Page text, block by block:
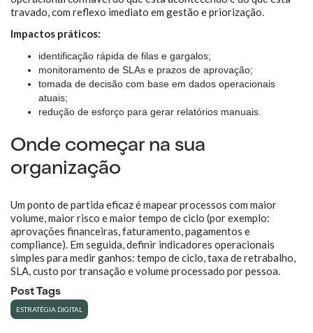
travado, com reflexo imediato em gestão e priorização.
Impactos práticos:
identificação rápida de filas e gargalos;
monitoramento de SLAs e prazos de aprovação;
tomada de decisão com base em dados operacionais
atuais;
redução de esforço para gerar relatórios manuais.
Onde começar na sua
organização
Um ponto de partida eficaz é mapear processos com maior
volume, maior risco e maior tempo de ciclo (por exemplo:
aprovações financeiras, faturamento, pagamentos e
compliance). Em seguida, definir indicadores operacionais
simples para medir ganhos: tempo de ciclo, taxa de retrabalho,
SLA, custo por transação e volume processado por pessoa.
Post Tags
ESTRATÉGIA DIGITAL